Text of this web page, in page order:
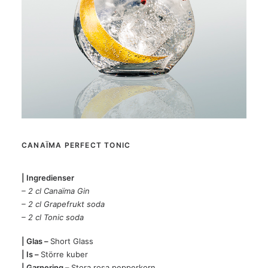
CANAÏMA PERFECT TONIC
| Ingredienser
– 2 cl Canaïma Gin
– 2 cl Grapefrukt soda
– 2 cl Tonic soda
| Glas – Short Glass
| Is – Större kuber